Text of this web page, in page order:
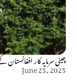
چینی سرمایہ کار
June 25, 2025